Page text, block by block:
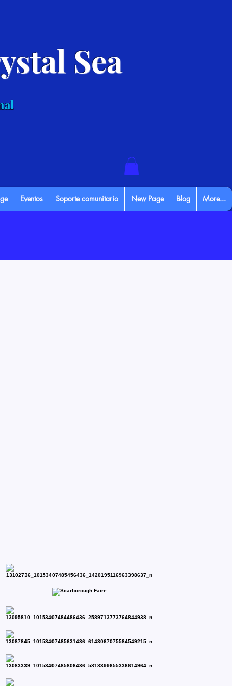
Sea
Eventos Soporte comunitario New Page Blog More...